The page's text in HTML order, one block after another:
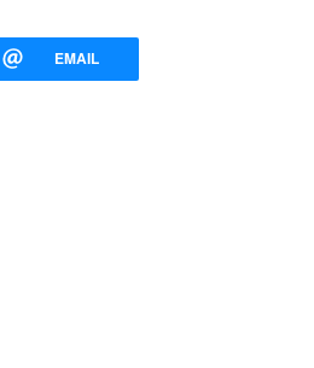
EMAIL